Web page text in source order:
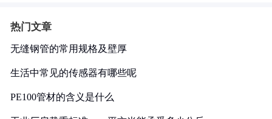
热门文章
无缝钢管的常用规格及壁厚
生活中常见的传感器有哪些呢
PE100管材的含义是什么